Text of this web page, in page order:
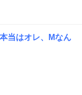
当はオレ、Mなん